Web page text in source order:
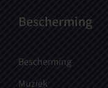
Bescherming
Bescherming
Muziek